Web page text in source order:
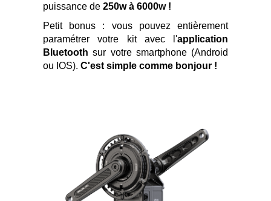
puissance de250w à 6000w !
Petit bonus : vous pouvez entièrement
paramétrer votre kit avec l'application
Bluetooth sur votre smartphone (Android
ou IOS).C'est simple comme bonjour !